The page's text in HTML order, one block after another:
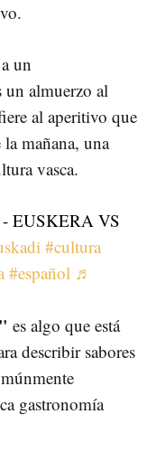
un
un almuerzo al
al aperitivo que
la mañana, una
vasca.
EUSKERA VS
#cultura
#español ♬
es algo que está
describir sabores
gastronomía